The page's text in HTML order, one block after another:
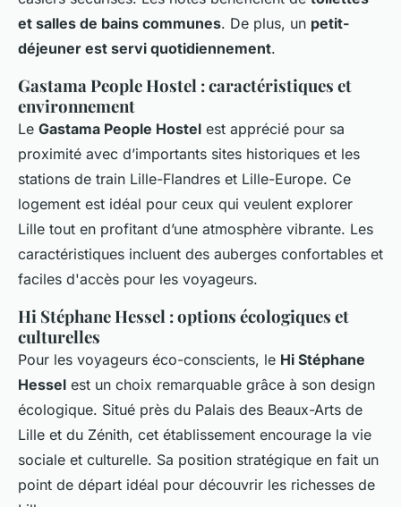
et salles de bains communes. De plus, un petit-
déjeuner est servi quotidiennement.
Gastama People Hostel : caractéristiques et
environnement
Le Gastama People Hostel est apprécié pour sa
proximité avec d’importants sites historiques et les
stations de train Lille-Flandres et Lille-Europe. Ce
logement est idéal pour ceux qui veulent explorer
Lille tout en profitant d’une atmosphère vibrante. Les
caractéristiques incluent des auberges confortables et
faciles d'accès pour les voyageurs.
Hi Stéphane Hessel : options écologiques et
culturelles
Pour les voyageurs éco-conscients, le Hi Stéphane
Hessel est un choix remarquable grâce à son design
écologique. Situé près du Palais des Beaux-Arts de
Lille et du Zénith, cet établissement encourage la vie
sociale et culturelle. Sa position stratégique en fait un
point de départ idéal pour découvrir les richesses de